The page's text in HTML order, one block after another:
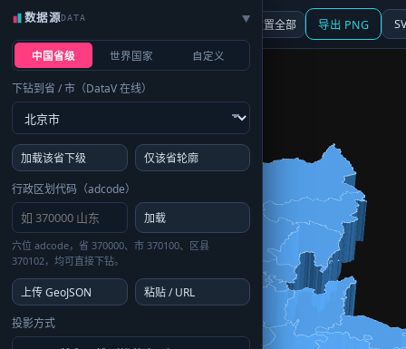
☰ 面板 地图 重置全部 导出 PNG
数据源DATA ▶
中国省级 世界国家 自定义
下钻到省 / 市（DataV 在线）
加载该省下级
仅该省轮廓
行政区划代码（adcode）
加载
六位 adcode，省 370000、市 370100、区县
370102，均可直接下钻。
上传 GeoJSON
粘贴 / URL
投影方式